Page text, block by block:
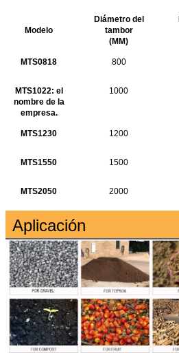
Modelo
Diámetro del
tambor
(MM)
MTS0818 800
MTS1022: el
nombre de la
empresa.
1000
MTS1230 1200
MTS1550 1500
MTS2050 2000
Aplicación